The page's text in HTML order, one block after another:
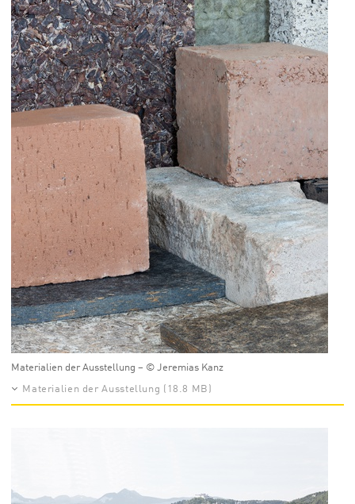
Materialien der Ausstellung – © Jeremias Kanz
Materialien der Ausstellung (18.8 MB)